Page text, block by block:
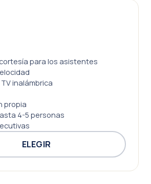
para los asistentes
inalámbrica
propia
4-5 personas
ELEGIR